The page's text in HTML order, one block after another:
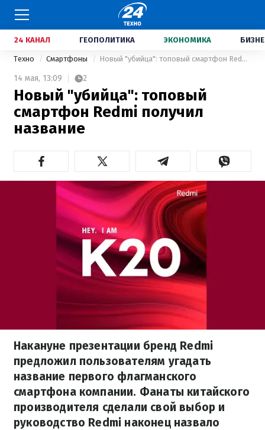
24 КАНАЛ ГЕОПОЛИТИКА ЭКОНОМИКА
Техно Смартфоны Новый "убийца": топовый смартфон Redmi получил название
14 мая, 13:09 2
Новый "убийца": топовый
смартфон Redmi получил
название
Накануне презентации бренд Redmi
предложил пользователям угадать
название первого флагманского
смартфона компании. Фанаты китайского
производителя сделали свой выбор и
руководство Redmi наконец назвало